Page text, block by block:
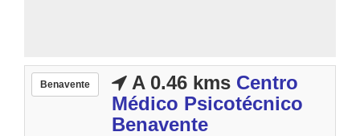
Benavente A 0.46 kms Centro
Médico Psicotécnico
Benavente